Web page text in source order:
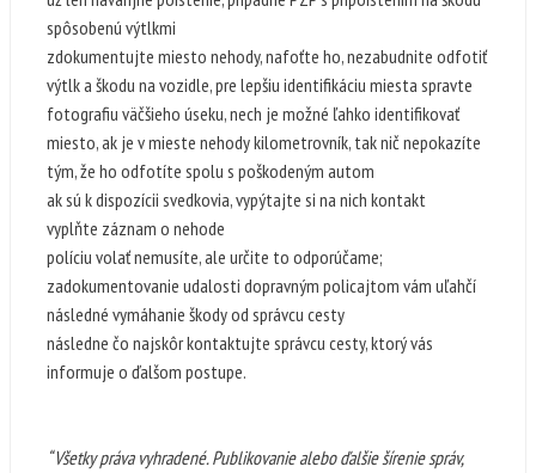
spôsobenú výtlkmi
zdokumentujte miesto nehody, nafoťte ho, nezabudnite odfotiť
výtlk a škodu na vozidle, pre lepšiu identifikáciu miesta spravte
fotografiu väčšieho úseku, nech je možné ľahko identifikovať
miesto, ak je v mieste nehody kilometrovník, tak nič nepokazíte
tým, že ho odfotíte spolu s poškodeným autom
ak sú k dispozícii svedkovia, vypýtajte si na nich kontakt
vyplňte záznam o nehode
políciu volať nemusíte, ale určite to odporúčame;
zadokumentovanie udalosti dopravným policajtom vám uľahčí
následné vymáhanie škody od správcu cesty
následne čo najskôr kontaktujte správcu cesty, ktorý vás
informuje o ďalšom postupe.
“Všetky práva vyhradené. Publikovanie alebo ďalšie šírenie správ,